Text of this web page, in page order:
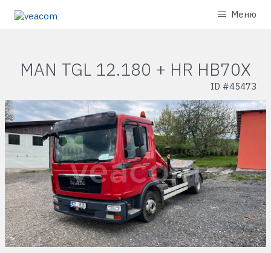
Меню
MAN TGL 12.180 + HR HB70X
ID #45473